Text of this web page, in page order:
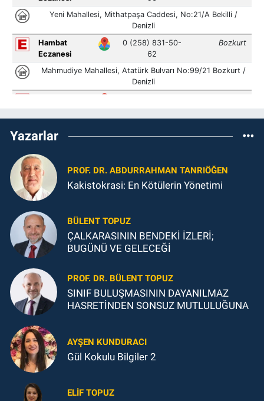
Yazarlar
PROF. DR. ABDURRAHMAN TANRIÖĞEN
Kakistokrasi: En Kötülerin Yönetimi
BÜLENT TOPUZ
ÇALKARASININ BENDEKİ İZLERİ;
BUGÜNÜ VE GELECEĞİ
PROF. DR. BÜLENT TOPUZ
SINIF BULUŞMASININ DAYANILMAZ
HASRETİNDEN SONSUZ MUTLULUĞUNA
AYŞEN KUNDURACI
Gül Kokulu Bilgiler 2
ELIF TOPUZ